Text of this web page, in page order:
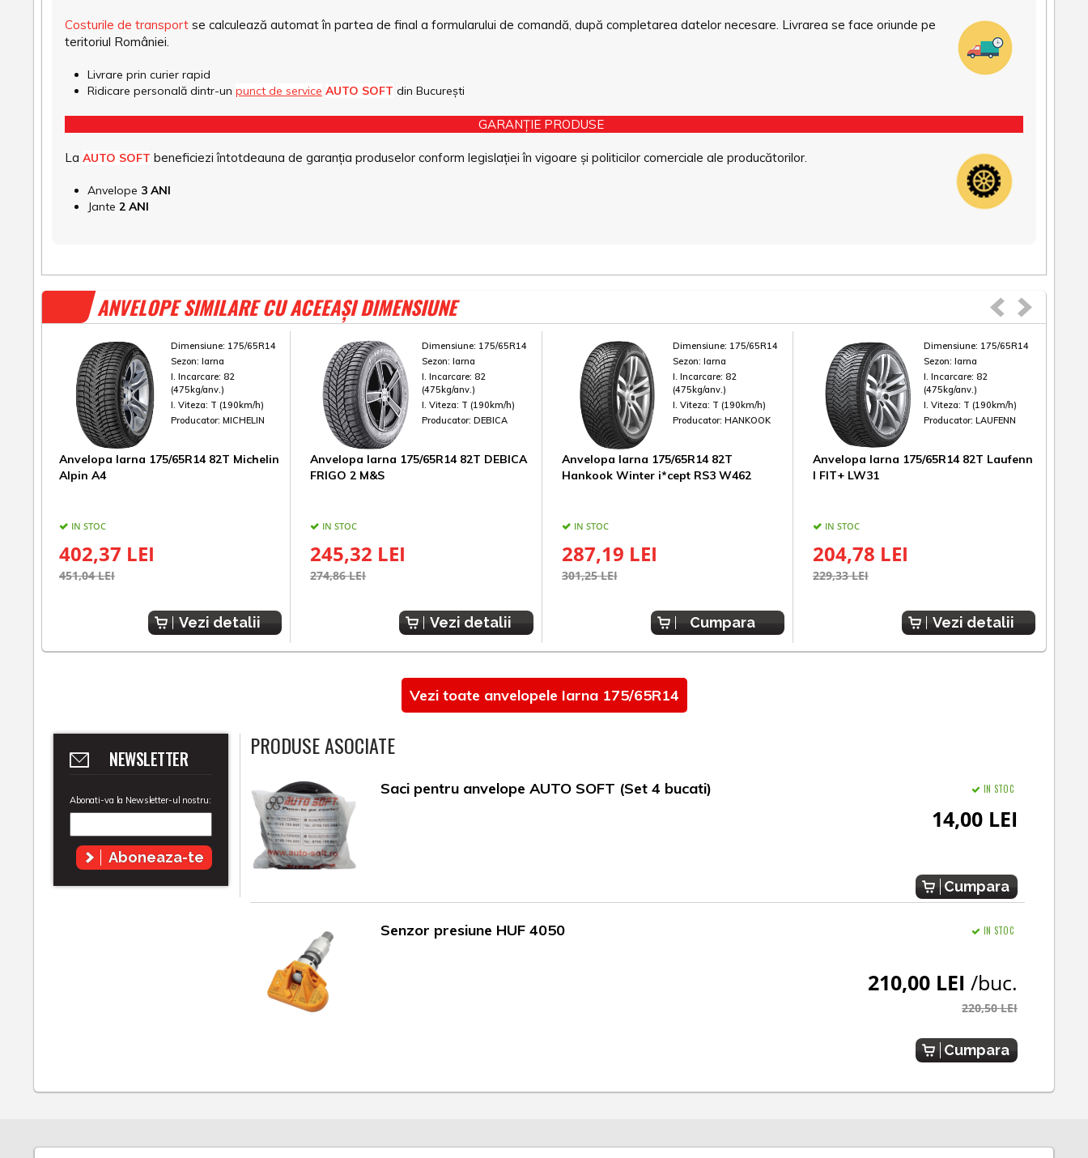
Costurile de transport se calculează automat în partea de final a formularului de comandă, după completarea datelor necesare. Livrarea se face oriunde pe
teritoriul României.
Livrare prin curier rapid
Ridicare personală dintr-un punct de service AUTO SOFT din București
GARANȚIE PRODUSE
La AUTO SOFT beneficiezi întotdeauna de garanția produselor conform legislației în vigoare și politicilor comerciale ale producătorilor.
Anvelope 3 ANI
Jante 2 ANI
ANVELOPE SIMILARE CU ACEEAȘI DIMENSIUNE
Dimensiune: 175/65R14
Sezon: Iarna
I. Incarcare: 82
(475kg/anv.)
I. Viteza: T (190km/h)
Producator: MICHELIN
Anvelopa Iarna 175/65R14 82T Michelin
Alpin A4
IN STOC
402,37 LEI
451,04 LEI
Vezi detalii
Dimensiune: 175/65R14
Sezon: Iarna
I. Incarcare: 82
(475kg/anv.)
I. Viteza: T (190km/h)
Producator: DEBICA
Anvelopa Iarna 175/65R14 82T DEBICA
FRIGO 2 M&S
IN STOC
245,32 LEI
274,86 LEI
Vezi detalii
Dimensiune: 175/65R14
Sezon:Iarna
I. Incarcare: 82
(475kg/anv.)
I. Viteza: T (190km/h)
Producator:HANKOOK
Anvelopa Iarna 175/65R14 82T
Hankook Winter i*cept RS3 W462
IN STOC
287,19 LEI
301,25 LEI
Cumpara
Dimensiune: 175/65R14
Sezon:Iarna
I. Incarcare: 82
(475kg/anv.)
I. Viteza: T (190km/h)
Producator:LAUFENN
Anvelopa Iarna 175/65R14 82T Laufenn
I FIT+ LW31
IN STOC
204,78 LEI
229,33 LEI
Vezi detalii
Vezi toate anvelopele Iarna 175/65R14
NEWSLETTER
Abonati-va la Newsletter-ul nostru:
Aboneaza-te
PRODUSE ASOCIATE
Saci pentru anvelope AUTO SOFT (Set 4 bucati) IN STOC
14,00 LEI
Cumpara
Senzor presiune HUF 4050 IN STOC
210,00 LEI /buc.
220,50 LEI
Cumpara